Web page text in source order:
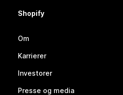
Shopify
Om
Karrierer
Investorer
Presse og media